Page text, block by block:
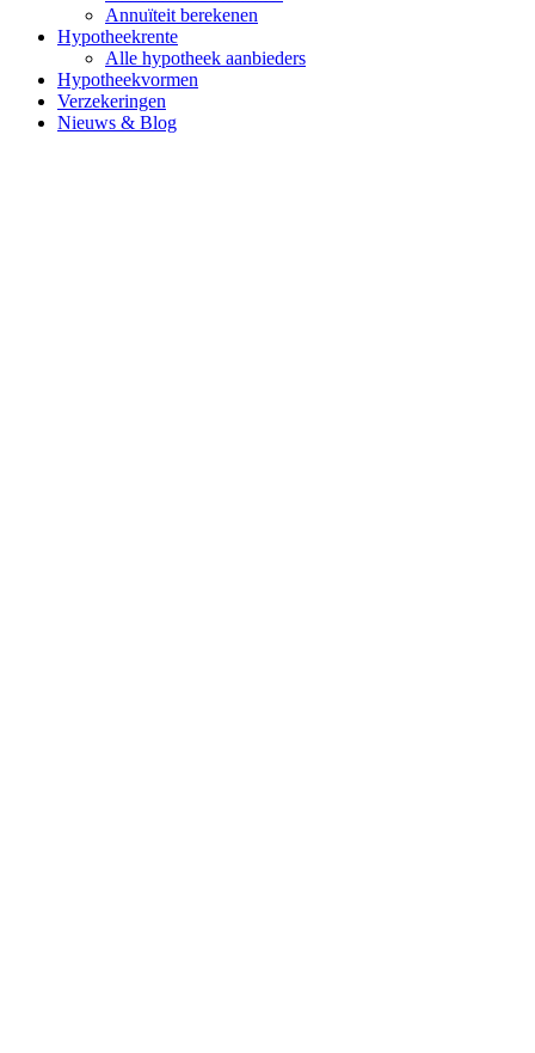
Annuïteit berekenen
Hypotheekrente
Alle hypotheek aanbieders
Hypotheekvormen
Verzekeringen
Nieuws & Blog